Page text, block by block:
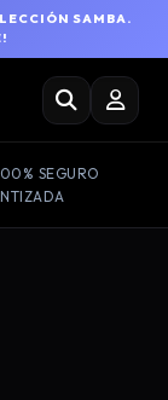
SAMBA.
SEGURO